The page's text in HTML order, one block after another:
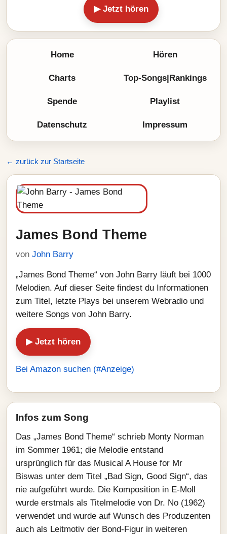
▶ Jetzt hören
Home Hören
Charts Top-Songs|Rankings
Spende Playlist
Datenschutz Impressum
← zurück zur Startseite
James Bond Theme
von John Barry
„James Bond Theme“ von John Barry läuft bei 1000
Melodien. Auf dieser Seite findest du Informationen
zum Titel, letzte Plays bei unserem Webradio und
weitere Songs von John Barry.
▶ Jetzt hören
Bei Amazon suchen (#Anzeige)
Infos zum Song
Das „James Bond Theme“ schrieb Monty Norman
im Sommer 1961; die Melodie entstand
ursprünglich für das Musical A House for Mr
Biswas unter dem Titel „Bad Sign, Good Sign“, das
nie aufgeführt wurde. Die Komposition in E-Moll
wurde erstmals als Titelmelodie von Dr. No (1962)
verwendet und wurde auf Wunsch des Produzenten
auch als Leitmotiv der Bond-Figur in weiteren